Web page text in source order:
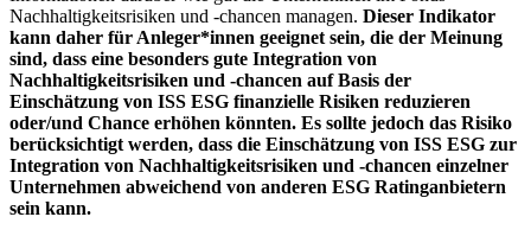
Nachhaltigkeitsrisiken und -chancen managen. Dieser Indikator
kann daher für Anleger*innen geeignet sein, die der Meinung
sind, dass eine besonders gute Integration von
Nachhaltigkeitsrisiken und -chancen auf Basis der
Einschätzung von ISS ESG finanzielle Risiken reduzieren
oder/und Chance erhöhen könnten. Es sollte jedoch das Risiko
berücksichtigt werden, dass die Einschätzung von ISS ESG zur
Integration von Nachhaltigkeitsrisiken und -chancen einzelner
Unternehmen abweichend von anderen ESG Ratinganbietern
sein kann.